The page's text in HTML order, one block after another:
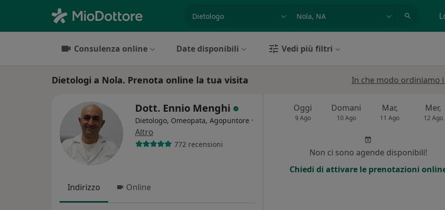
Consulenza online Date disponibili Vedi più filtri
Dietologi a Nola. Prenota online la tua visita In che modo ordiniamo
Dott. Ennio Menghi
Dietologo, Omeopata, Agopuntore ·
Altro
772 recensioni
Indirizzo Online
Oggi
9 Ago
Domani
10 Ago
Mar,
11 Ago
Mer,
12 Ago
Non ci sono agende disponibili!
Chiedi di attivare le prenotazioni